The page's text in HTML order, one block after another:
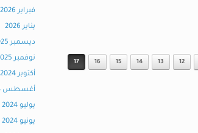
12
13
14
15
16
17
فبراير 2026
يناير 2026
ديسمبر 2025
نوفمبر 2025
أكتوبر 2024
أغسطس 2024
يوليو 2024
يونيو 2024